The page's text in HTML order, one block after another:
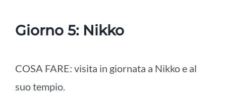
Giorno 5: Nikko
COSA FARE: visita in giornata a Nikkoe al
suo tempio.